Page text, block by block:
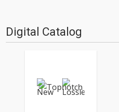
Digital Catalog